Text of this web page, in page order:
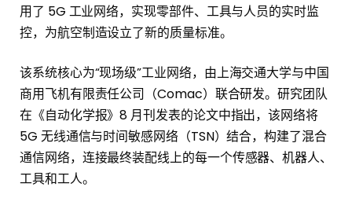
用了 5G 工业网络，实现零部件、工具与人员的实时监
控，为航空制造设立了新的质量标准。
该系统核心为“现场级”工业网络，由上海交通大学与中国
商用飞机有限责任公司（Comac）联合研发。研究团队
在《自动化学报》8 月刊发表的论文中指出，该网络将
5G 无线通信与时间敏感网络（TSN）结合，构建了混合
通信网络，连接最终装配线上的每一个传感器、机器人、
工具和工人。